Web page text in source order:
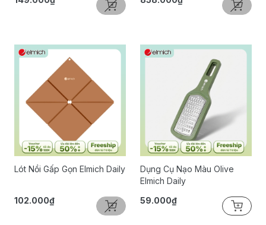
Lót Nồi Gấp Gọn Elmich Daily
102.000₫
Dụng Cụ Nạo Màu Olive
Elmich Daily
59.000₫